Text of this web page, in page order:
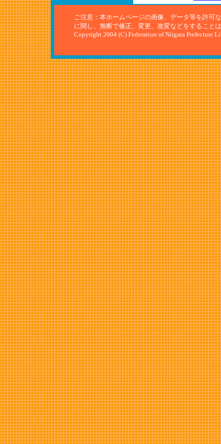
ご注意：本ホームページの画像、データ等を許可
に関し、無断で修正、変更、改変などをすること
Copyright 2004 (C) Federation of Niigata Prefecture